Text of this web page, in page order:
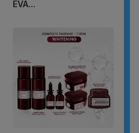
EVA...